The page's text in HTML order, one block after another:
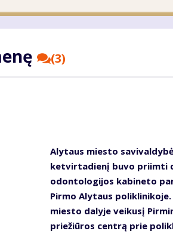
(3)
Alytaus miesto
ketvirtadienį buvo priimti
odontologijos kabineto
Pirmo Alytaus
miesto dalyje veikusį
priežiūros centrą prie